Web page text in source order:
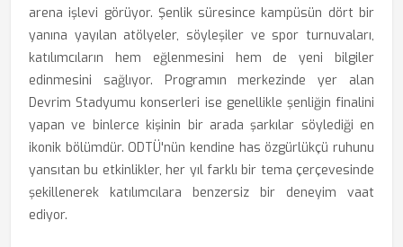
arena işlevi görüyor. Şenlik süresince kampüsün dört bir
yanına yayılan atölyeler, söyleşiler ve spor turnuvaları,
katılımcıların hem eğlenmesini hem de yeni bilgiler
edinmesini sağlıyor. Programın merkezinde yer alan
Devrim Stadyumu konserleri ise genellikle şenliğin finalini
yapan ve binlerce kişinin bir arada şarkılar söylediği en
ikonik bölümdür. ODTÜ'nün kendine has özgürlükçü ruhunu
yansıtan bu etkinlikler, her yıl farklı bir tema çerçevesinde
şekillenerek katılımcılara benzersiz bir deneyim vaat
ediyor.